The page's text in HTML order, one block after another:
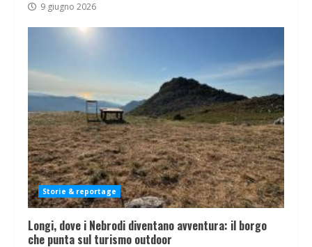
9 giugno 2026
Storie & reportage
Longi, dove i Nebrodi diventano avventura: il borgo
che punta sul turismo outdoor